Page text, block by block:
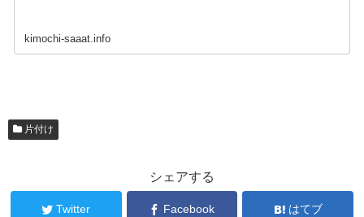
kimochi-saaat.info
片付け
シェアする
Twitter Facebook はてブ